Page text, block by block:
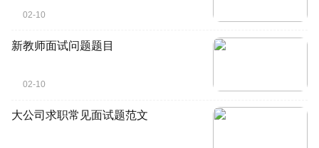
02-10
新教师面试问题题目
02-10
大公司求职常见面试题范文